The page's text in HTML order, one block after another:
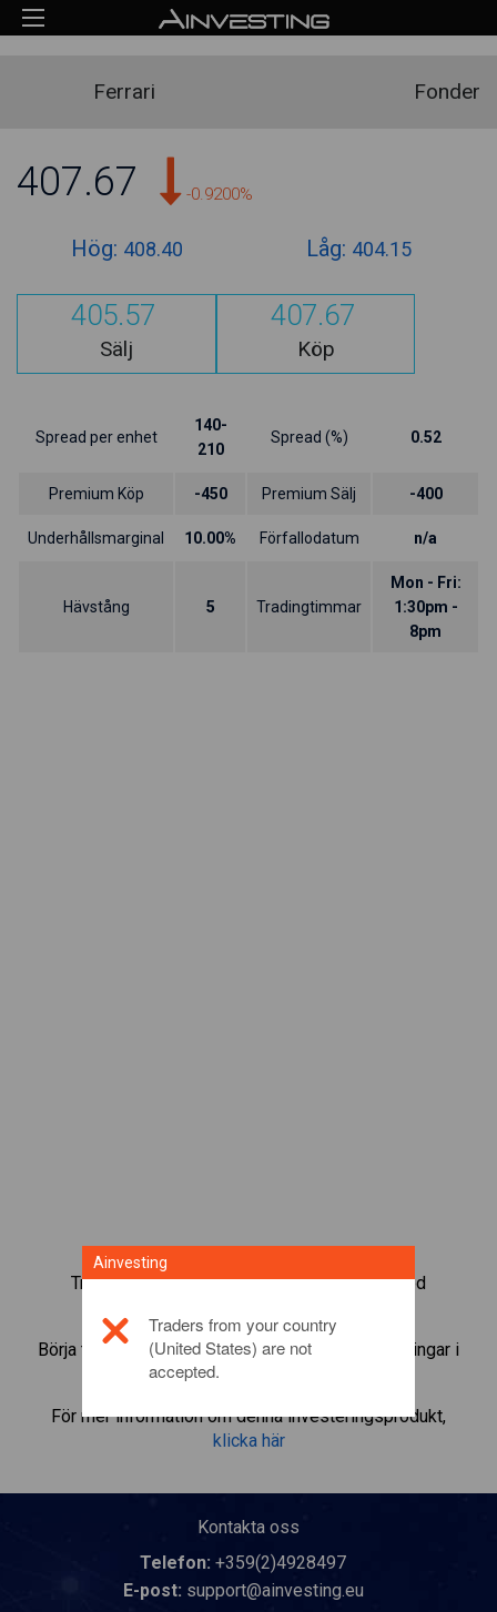
Ferrari Fonder
407.67 -0.9200%
Hög: 408.40 Låg: 404.15
405.57
Sälj
407.67
Köp
Spread per enhet
140-
210
Spread (%) 0.52
Premium Köp -450 Premium Sälj -400
Underhållsmarginal 10.00% Förfallodatum n/a
Hävstång 5 Tradingtimmar
Mon - Fri:
1:30pm -
8pm
Trada mer än 1 000 internationella fonder med
Börja trada CFD:er iFerrari. Få kurser och utdelningar i
realtid som om du själv ägde fonden.
För mer information om denna investeringsprodukt,
klicka här
Kontakta oss
Telefon: +359(2)4928497
E-post: support@ainvesting.eu
Ainvesting
Traders from your country
(United States) are not
accepted.